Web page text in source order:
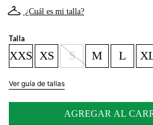
¿Cuál es mi talla?
Talla
XXS XS S M L
Ver guía de tallas
AGREGAR AL